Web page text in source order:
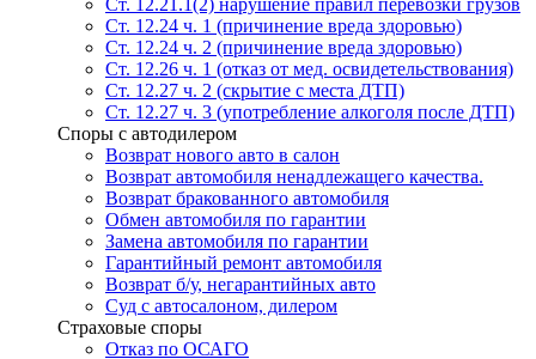
Ст. 12.21.1(2) нарушение правил перевозки грузов
Ст. 12.24 ч. 1 (причинение вреда здоровью)
Ст. 12.24 ч. 2 (причинение вреда здоровью)
Ст. 12.26 ч. 1 (отказ от мед. освидетельствования)
Ст. 12.27 ч. 2 (скрытие с места ДТП)
Ст. 12.27 ч. 3 (употребление алкоголя после ДТП)
Споры с автодилером
Возврат нового авто в салон
Возврат автомобиля ненадлежащего качества.
Возврат бракованного автомобиля
Обмен автомобиля по гарантии
Замена автомобиля по гарантии
Гарантийный ремонт автомобиля
Возврат б/у, негарантийных авто
Суд с автосалоном, дилером
Страховые споры
Отказ по ОСАГО